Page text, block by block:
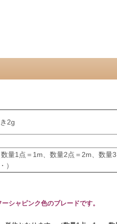
2g
量1点＝1m、数量2点＝2m、数量
）
シャピンク色のブレードです。